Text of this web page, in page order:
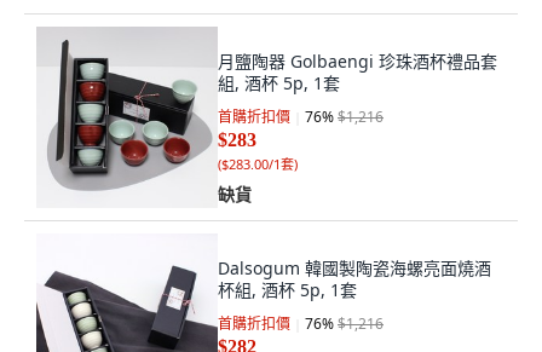
月鹽陶器 Golbaengi 珍珠酒杯禮品套
組, 酒杯 5p, 1套
首購折扣價 76%$1,216
$283
($283.00/1套)
缺貨
Dalsogum 韓國製陶瓷海螺亮面燒酒
杯組, 酒杯 5p, 1套
首購折扣價 76%$1,216
$282